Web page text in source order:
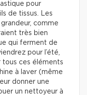
pour
de tissus. Les
comme
très bien
qui ferment de
pour l’été,
tous ces éléments
à laver (même
donner une
un nettoyeur à